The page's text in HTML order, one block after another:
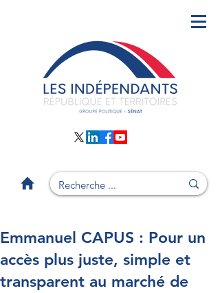
Emmanuel CAPUS : Pour un
accès plus juste, simple et
transparent au marché de